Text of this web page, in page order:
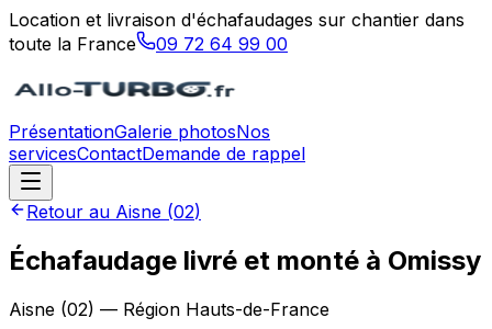
Location et livraison d'échafaudages sur chantier dans
toute la France
09 72 64 99 00
PrésentationGalerie photosNos
servicesContactDemande de rappel
Retour au Aisne (02)
Échafaudage livré et monté à Omissy
Aisne (02) — Région Hauts-de-France